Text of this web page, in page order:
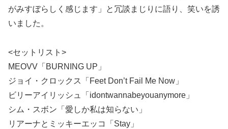
がみすぼらしく感じます」と冗談まじりに語り、笑いを誘
いました。
<セットリスト>
MEOVV「BURNING UP」
ジョイ・クロックス「Feet Don’t Fail Me Now」
ビリーアイリッシュ「idontwannabeyouanymore」
シム・スボン「愛しか私は知らない」
リアーナとミッキーエッコ「Stay」